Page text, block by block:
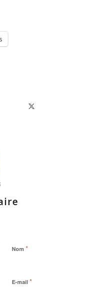
Nom *
E-mail *